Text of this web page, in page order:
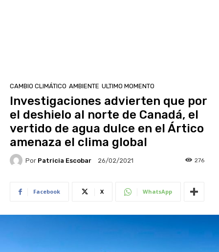
CAMBIO CLIMÁTICO AMBIENTE ULTIMO MOMENTO
Investigaciones advierten que por
el deshielo al norte de Canadá, el
vertido de agua dulce en el Ártico
amenaza el clima global
Por Patricia Escobar 26/02/2021 276
Facebook X WhatsApp